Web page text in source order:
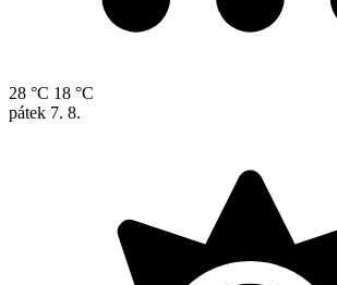
28 °C 18 °C
pátek 7. 8.